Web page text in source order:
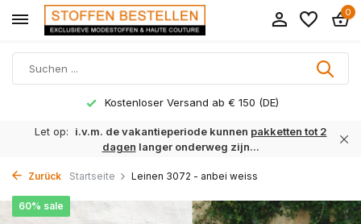
0
Kostenloser Versand ab € 150 (DE)
Let op: i.v.m. de vakantieperiode kunnen pakketten tot 2
dagen langer onderweg zijn...
Zurück Startseite Leinen 3072 - anbei weiss
60% sale